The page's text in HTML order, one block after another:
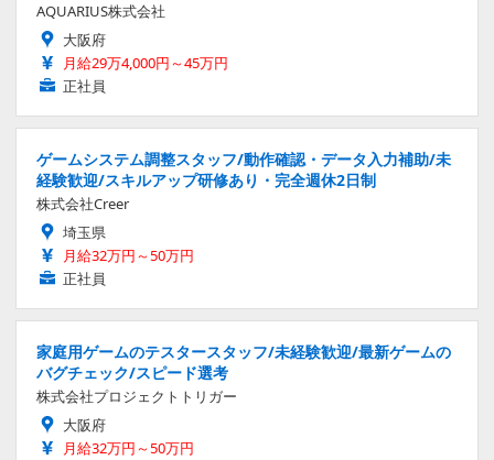
AQUARIUS株式会社
大阪府
月給29万4,000円～45万円
正社員
ゲームシステム調整スタッフ/動作確認・データ入力補助/未
経験歓迎/スキルアップ研修あり・完全週休2日制
株式会社Creer
埼玉県
月給32万円～50万円
正社員
家庭用ゲームのテスタースタッフ/未経験歓迎/最新ゲームの
バグチェック/スピード選考
株式会社プロジェクトトリガー
大阪府
月給32万円～50万円